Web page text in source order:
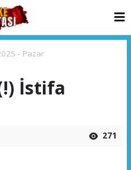
- Pazar
İstifa
271